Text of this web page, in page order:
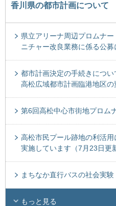
香川県の都市計画について
県立アリーナ周辺プロムナ
ニチャー改良業務に係る公募
都市計画決定の手続きにつ
高松広域都市計画臨港地区の
第6回高松中心市街地プロム
高松市民プール跡地の利活
実施しています（7月23日更
まちなか直行バスの社会実験
もっと見る